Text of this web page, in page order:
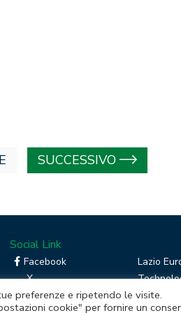
SUCCESSIVO
Social Link
Facebook
X
Linkedin
Lazio
Boost
preferenze e ripetendo le visite.
cookie" per fornire un